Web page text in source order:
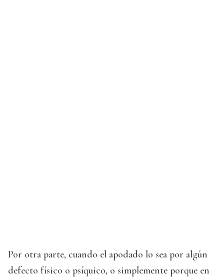
Por otra parte, cuando el apodado lo sea por algún
defecto físico o psíquico, o simplemente porque en